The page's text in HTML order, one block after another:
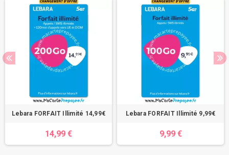
Lebara FORFAIT Illimité 14,99€
14,99 €
Lebara FORFAIT Illimité 9,99€
9,99 €